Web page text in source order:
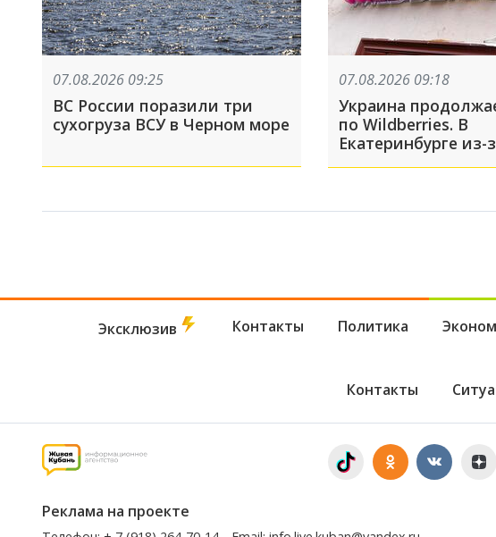
07.08.2026 09:25
ВС России поразили три
сухогруза ВСУ в Черном море
07.08.2026 09:18
Украина
по Wildberries. В
Екатеринбурге из-
Эксклюзив Контакты Политика
Контакты
Реклама на проекте